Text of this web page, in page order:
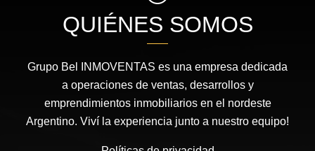
QUIÉNES SOMOS
Grupo Bel INMOVENTAS es una empresa dedicada
a operaciones de ventas, desarrollos y
emprendimientos inmobiliarios en el nordeste
Argentino. Viví la experiencia junto a nuestro equipo!